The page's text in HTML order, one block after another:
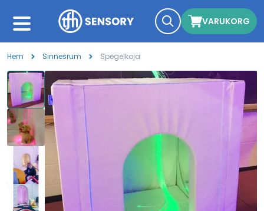
VARUKORG
Hem Sinnesrum Spegelkoja